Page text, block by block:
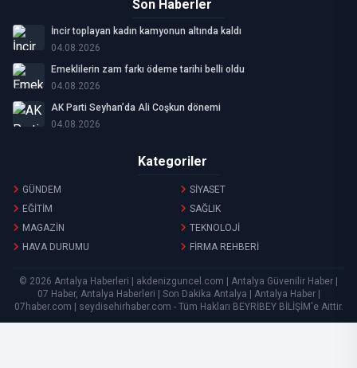
Son Haberler
İncir toplayan kadın kamyonun altında kaldı
04.08.2026
Emeklilerin zam farkı ödeme tarihi belli oldu
04.08.2026
AK Parti Seyhan’da Ali Coşkun dönemi
04.08.2026
Kategoriler
GÜNDEM
SİYASET
EĞİTİM
SAĞLIK
MAGAZİN
TEKNOLOJİ
HAVA DURUMU
FİRMA REHBERİ
© 2026 Antalya Haberleri | akdenizguncel.com | Antalya Güvenilir Haber |
07 Haber, Antalya Haberleri | Son Dakika Antalya | Antalya Haber |
07haber.com | seydisehirhaber.com - Tüm Hakları BEYRİBEY BİLİŞİM 'e Aittir.